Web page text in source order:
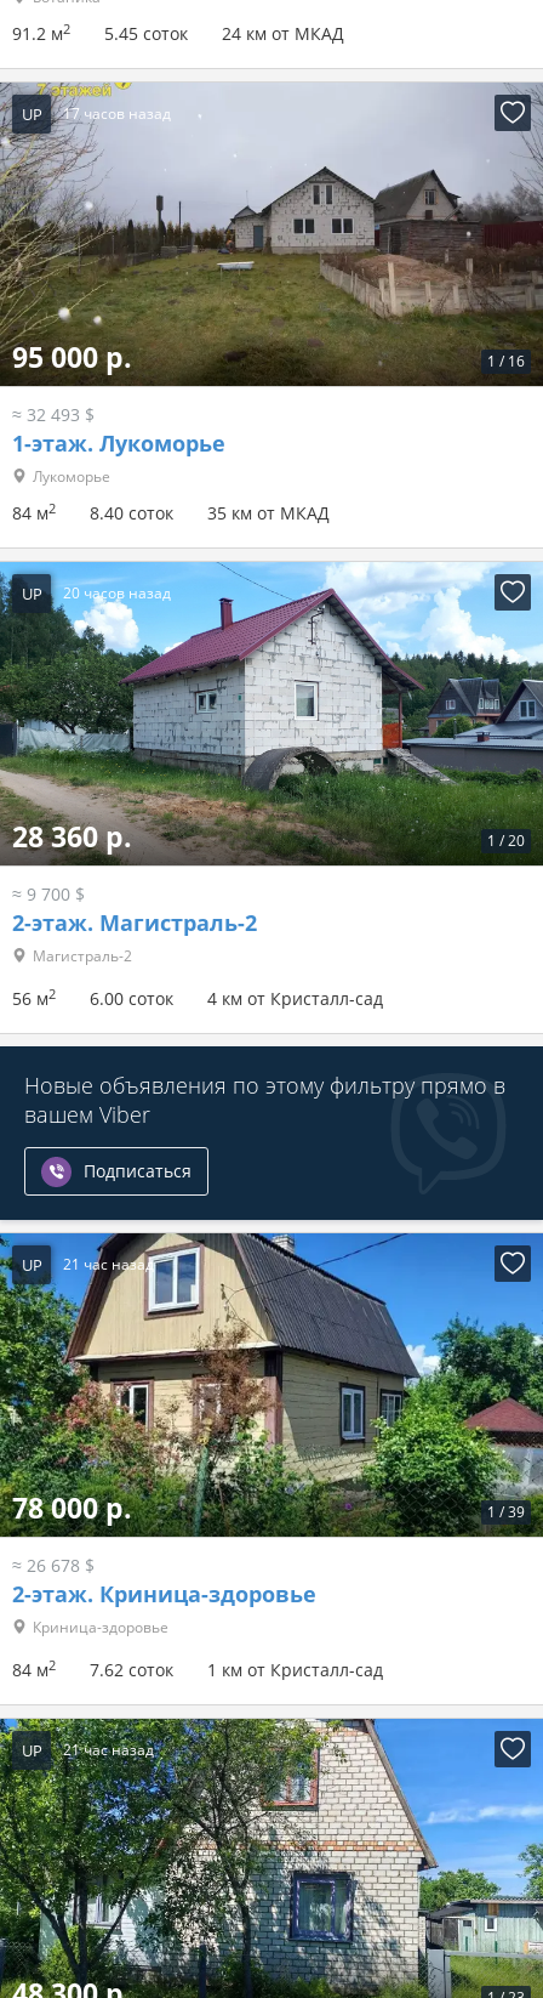
91.2 м2 5.45 соток 24 км от МКАД
UP 17 часов назад
1 / 16
95 000 р.
≈ 32 493 $
1-этаж. Лукоморье
Лукоморье
84 м2 8.40 соток 35 км от МКАД
UP 20 часов назад
1 /20
28 360 р.
≈ 9 700 $
2-этаж. Магистраль-2
Магистраль-2
56 м2 6.00 соток 4 км от Кристалл-сад
Новые объявления по этому фильтру прямо в
вашем Viber
Подписаться
UP 21 час назад
1 /39
78 000 р.
≈ 26 678 $
2-этаж. Криница-здоровье
Криница-здоровье
84 м2 7.62 соток 1 км от Кристалл-сад
UP 21 час назад